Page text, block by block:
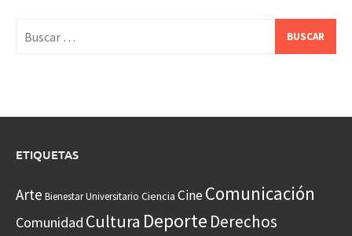
ETIQUETAS
Arte Bienestar Universitario Ciencia CineComunicación
Comunidad Cultura Deporte Derechos